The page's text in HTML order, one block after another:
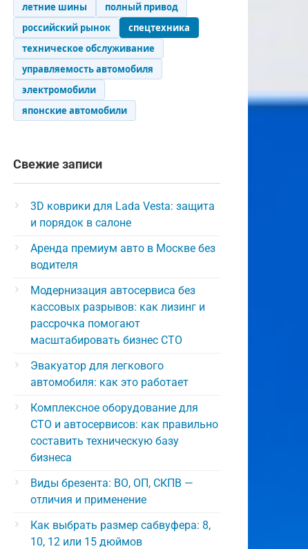
летние шины
полный привод
российский рынок
спецтехника
техническое обслуживание
управляемость автомобиля
электромобили
японские автомобили
Свежие записи
3D коврики для Lada Vesta: защита
и порядок в салоне
Аренда премиум авто в Москве без
водителя
Модернизация автосервиса без
кассовых разрывов: как лизинг и
рассрочка помогают
масштабировать бизнес СТО
Эвакуатор для легкового
автомобиля: как это работает
Комплексное оборудование для
СТО и автосервисов: как правильно
составить техническую базу
бизнеса
Виды брезента: ВО, ОП, СКПВ —
отличия и применение
Как выбрать размер сабвуфера: 8,
10, 12 или 15 дюймов